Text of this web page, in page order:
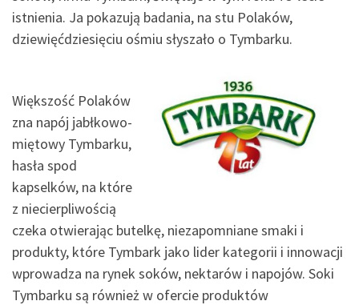
istnienia. Ja pokazują badania, na stu Polaków,
dziewięćdziesięciu ośmiu słyszało o Tymbarku.
Większość Polaków
zna napój jabłkowo-
miętowy Tymbarku,
hasła spod
kapselków, na które
z niecierpliwością
czeka otwierając butelkę, niezapomniane smaki i
produkty, które Tymbark jako lider kategorii i innowacji
wprowadza na rynek soków, nektarów i napojów. Soki
Tymbarku są również w ofercie produktów